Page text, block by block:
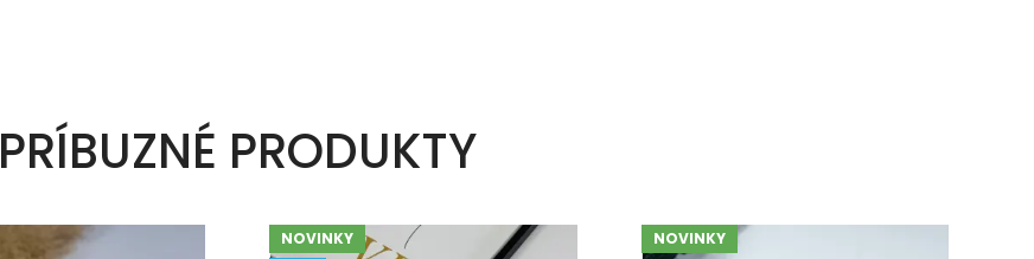
PRÍBUZNÉ PRODUKTY
NOVINKY
NOVINKY